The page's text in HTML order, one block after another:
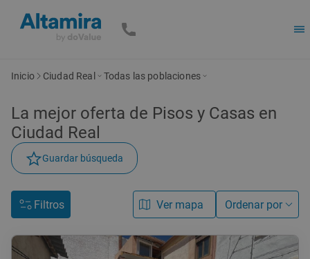
Inicio Ciudad Real Todas las poblaciones
La mejor oferta de Pisos y Casas en
Ciudad Real
Guardar búsqueda
Filtros Ver mapa Ordenar por